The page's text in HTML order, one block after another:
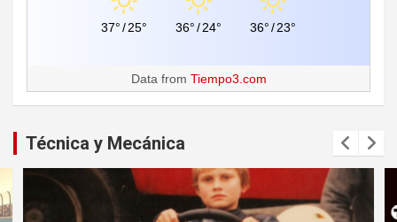
37°/25° 36°/24° 36°/23°
Data from Tiempo3.com
Técnica y Mecánica